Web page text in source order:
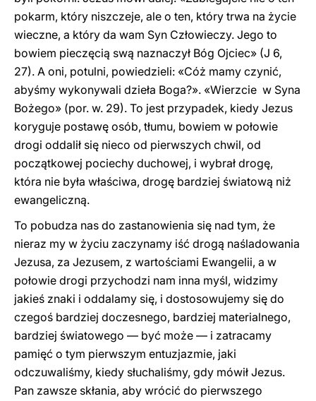
pokarm, który niszczeje, ale o ten, który trwa na życie
wieczne, a który da wam Syn Człowieczy. Jego to
bowiem pieczęcią swą naznaczył Bóg Ojciec» (J 6,
27). A oni, potulni, powiedzieli: «Cóż mamy czynić,
abyśmy wykonywali dzieła Boga?». «Wierzcie w Syna
Bożego» (por. w. 29). To jest przypadek, kiedy Jezus
koryguje postawę osób, tłumu, bowiem w połowie
drogi oddalił się nieco od pierwszych chwil, od
początkowej pociechy duchowej, i wybrał drogę,
która nie była właściwa, drogę bardziej światową niż
ewangeliczną.
To pobudza nas do zastanowienia się nad tym, że
nieraz my w życiu zaczynamy iść drogą naśladowania
Jezusa, za Jezusem, z wartościami Ewangelii, a w
połowie drogi przychodzi nam inna myśl, widzimy
jakieś znaki i oddalamy się, i dostosowujemy się do
czegoś bardziej doczesnego, bardziej materialnego,
bardziej światowego — być może — i zatracamy
pamięć o tym pierwszym entuzjazmie, jaki
odczuwaliśmy, kiedy słuchaliśmy, gdy mówił Jezus.
Pan zawsze skłania, aby wrócić do pierwszego